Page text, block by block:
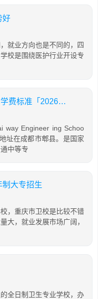
好
就业方向也是不同的，四
校是围绕医护行业开设专
成都市铁路工程学校五年制大专学费标准「2026年更新」
way Engineer ing Schoo
址在成都市郫县。是国家
中等专
制大专招生
，重庆市卫校是比较不错
大，就业发展市场广阔，
全日制卫生专业学校，办